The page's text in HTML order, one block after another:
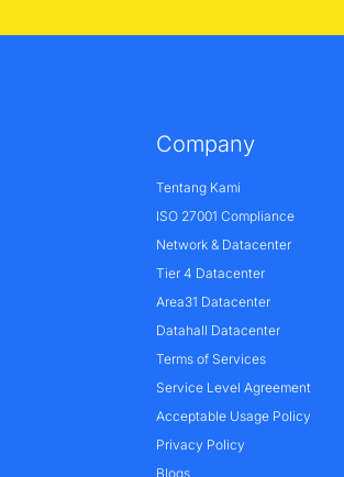
Company
Tentang Kami
ISO 27001 Compliance
Network & Datacenter
Tier 4 Datacenter
Area31 Datacenter
Datahall Datacenter
Terms of Services
Service Level Agreement
Acceptable Usage Policy
Privacy Policy
Blogs